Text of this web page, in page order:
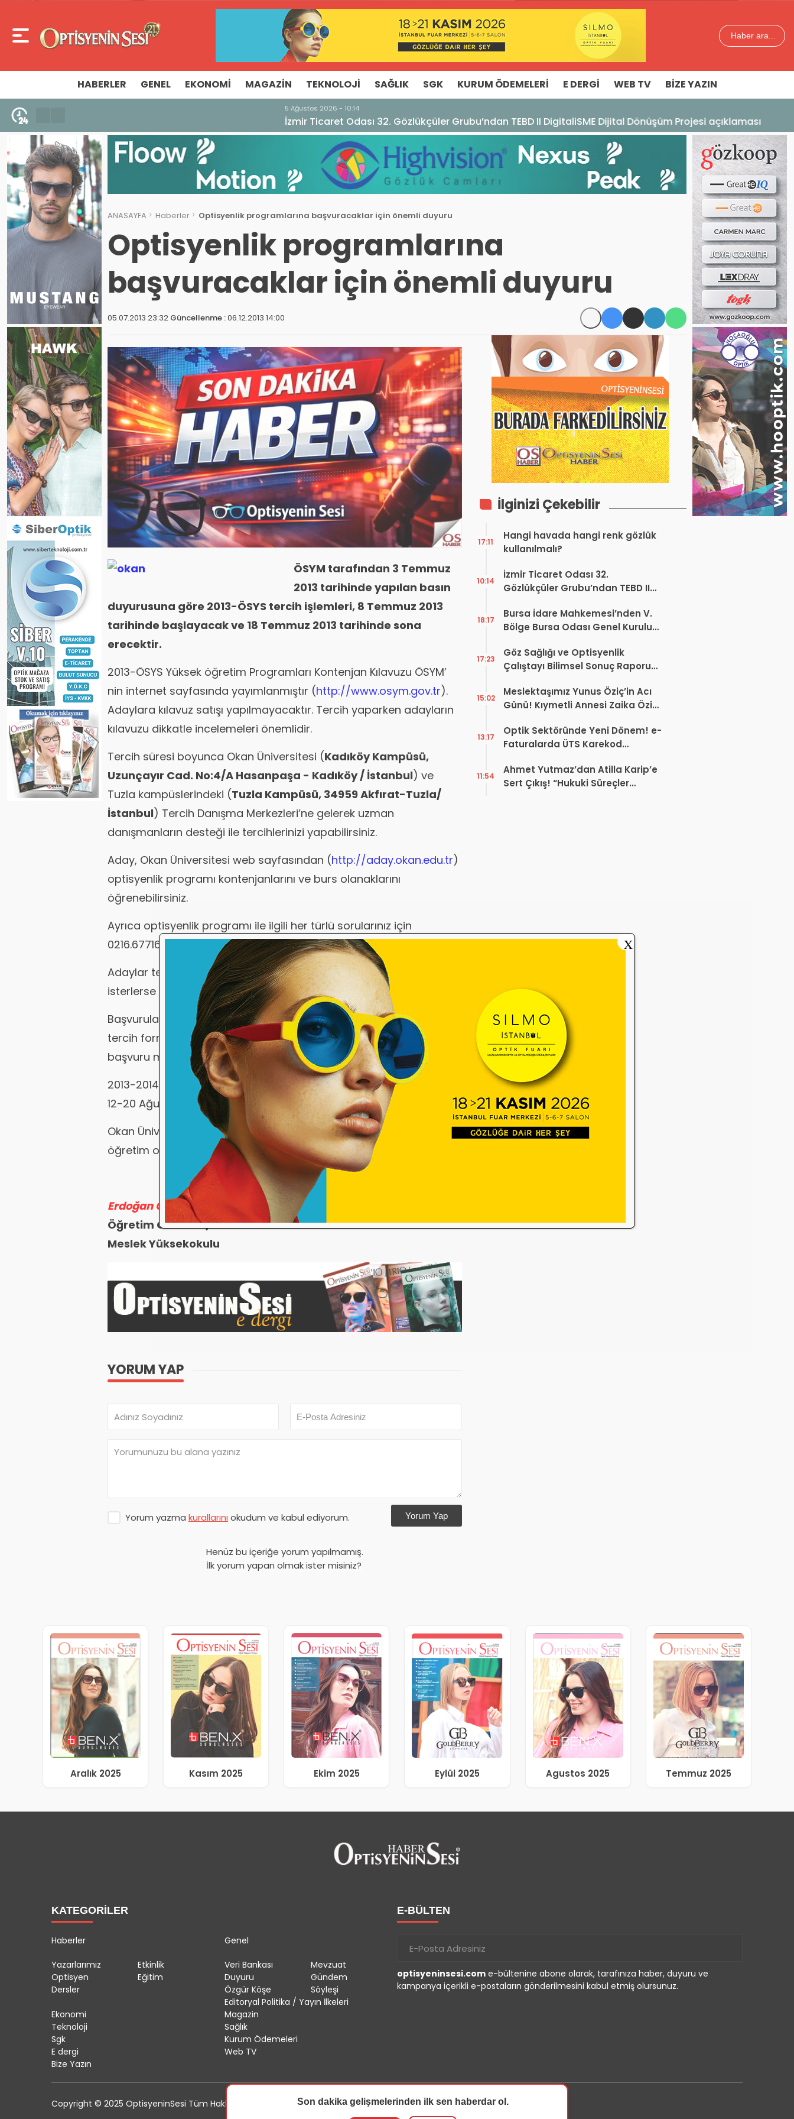
Haber ara...
HABERLER GENEL EKONOMI MAGAZIN TEKNOLOJI SAĞLIK SGK KURUM ÖDEMELERI E DERGI WEB TV BIZE YAZIN
İzmir Ticaret Odası 32. Gözlükçüler Grubu’ndan TEBD II DigitaliSME Dijital Dönüşüm Projesi açıklaması
ANASAYFA Haberler Optisyenlik programlarına başvuracaklar için önemli duyuru
Optisyenlik programlarına
başvuracaklar için önemli duyuru
05.07.2013 23:32 Güncellenme :06.12.2013 14:00
ÖSYM tarafından 3 Temmuz
2013 tarihinde yapılan basın
duyurusuna göre 2013-ÖSYS tercih işlemleri, 8 Temmuz 2013
tarihinde başlayacak ve 18 Temmuz 2013 tarihinde sona
erecektir.
2013-ÖSYS Yüksek öğretim Programları Kontenjan Kılavuzu ÖSYM’
nin internet sayfasında yayımlanmıştır (http://www.osym.gov.tr).
Adaylara kılavuz satışı yapılmayacaktır. Tercih yaparken adayların
kılavuzu dikkatle incelemeleri önemlidir.
Tercih süresi boyunca Okan Üniversitesi (Kadıköy Kampüsü,
Uzunçayır Cad. No:4/A Hasanpaşa - Kadıköy / İstanbul) ve
Tuzla kampüslerindeki (Tuzla Kampüsü, 34959 Akfırat-Tuzla/
İstanbul) Tercih Danışma Merkezleri’ne gelerek uzman
danışmanların desteği ile tercihlerinizi yapabilirsiniz.
Aday, Okan Üniversitesi web sayfasından (http://aday.okan.edu.tr)
optisyenlik programı kontenjanlarını ve burs olanaklarını
öğrenebilirsiniz.
Ayrıca optisyenlik programı ile ilgili her türlü sorularınız için
0216.6771630 nolu telefonu arayabilirsiniz.
Adaylar tercihlerini isterlerse bir başvuru merkezi aracılığıyla,
isterlerse internet' ten kendileri bireysel olarak yapabileceklerdir.
Başvurularını internet' ten yapmak istemeyen adaylar doldurdukları
tercih formu ve nüfus cüzdanı/pasaportları ile birlikte istedikleri bir
başvuru merkezine tercih için başvuracaklardır.
2013-2014 öğretim yılı yüksek öğretim programlarına kayıt tarihleri,
12-20 Ağustos 2013 olarak belirlenmiştir.
Okan Üniversitesi Optisyenlik Programı hem gündüz, hem de ikinci
öğretim olarak sizleri geleceğe hazırlayacaktır.
Erdoğan Özdemir
Öğretim Görevlisi/ Okan Üniversitesi
Meslek Yüksekokulu
YORUM YAP
Yorum yazma kurallarını okudum ve kabul ediyorum. Yorum Yap
Henüz bu içeriğe yorum yapılmamış.
İlk yorum yapan olmak ister misiniz?
İlginizi Çekebilir
Hangi havada hangi renk gözlük
kullanılmalı?
17:11
İzmir Ticaret Odası 32.
Gözlükçüler Grubu’ndan TEBD II
Projesi açıklaması
10:14
Bursa İdare Mahkemesi’nden V.
Bölge Bursa Odası Genel Kurulu
18:17
Göz Sağlığı ve Optisyenlik
Çalıştayı Bilimsel Sonuç Raporu
17:23
Meslektaşımız Yunus Öziç’in Acı
Günü! Kıymetli Annesi Zaika Öziç
15:02
Optik Sektöründe Yeni Dönem! e-
Faturalarda ÜTS Karekod
Başlıyor
13:17
Ahmet Yutmaz’dan Atilla Karip’e
Sert Çıkış! “Hukuki Süreçler
11:54
Aralık 2025 Kasım 2025 Ekim 2025 Eylül 2025 Agustos 2025 Temmuz 2025
KATEGORİLER
Haberler
Yazarlarımız
Etkinlik
Optisyen
Eğitim
Dersler
Genel
Veri Bankası
Mevzuat
Duyuru
Gündem
Özgür Köşe
Söyleşi
Editoryal Politika / Yayın İlkeleri
Ekonomi
Magazin
Teknoloji
Sağlık
Sgk
Kurum Ödemeleri
E dergi
Web TV
Bize Yazın
E-BÜLTEN
optisyeninsesi.com e-bültenine abone olarak, tarafınıza haber, duyuru ve
kampanya içerikli e-postaların gönderilmesini kabul etmiş olursunuz.
Copyright © 2025 OptisyeninSesi Tüm Hakları Saklıdır.
X
Son dakika gelişmelerinden ilk sen haberdar ol.